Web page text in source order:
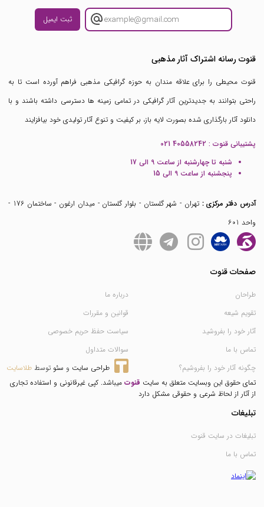
ثبت ایمیل
قنوت رسانه اشتراک آثار مذهبی
قنوت محیطی را برای علاقه مندان به حوزه گرافیکی مذهبی فراهم آورده است تا به
راحتی بتوانند به جدیدترین آثار گرافیکی در تمامی زمینه ها دسترسی داشته باشند و با
دانلود آثار بارگذاری شده بصورت لایه باز، بر کیفیت و تنوع آثار تولیدی خود بیافزایند
پشتیبانی قنوت : 021 40558242
شنبه تا چهارشنبه از ساعت 9 الی 17
پنجشنبه از ساعت 9 الی 15
آدرس دفتر مرکزی :
تهران - شهر گلستان - بلوار گلستان - میدان ارغون - ساختمان 176 -
واحد 601
صفحات قنوت
طراحان
تقویم شیعه
آثار خود را بفروشید
تماس با ما
چگونه آثار خود را بفروشیم؟
درباره ما
قوانین و مقررات
سیاست حفظ حریم خصوصی
سوالات متداول
طراحی سایت و سئو توسط طلاسایت
تمای حقوق این وبسایت متعلق به سایت قنوت میباشد. کپی غیرقانونی و استفاده تجاری
از آثار از لحاظ شرعی و حقوقی مشکل دارد
تبلیغات
تبلیغات در سایت قنوت
تماس با ما